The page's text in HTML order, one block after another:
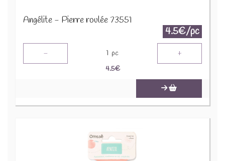
Angélite - Pierre roulée 73551
4.5€/pc
- 1 pc +
4.5€